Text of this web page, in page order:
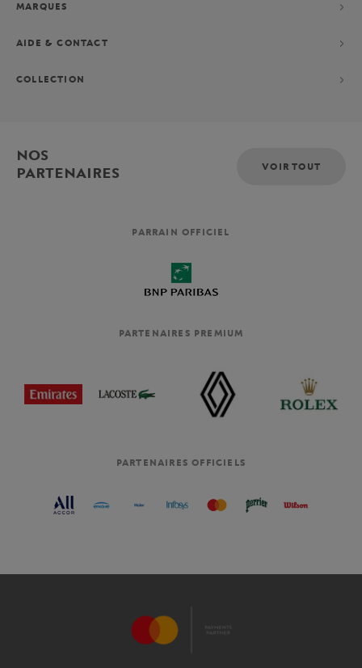
MARQUES
AIDE & CONTACT
COLLECTION
NOS
PARTENAIRES
VOIR TOUT
PARRAIN OFFICIEL
PARTENAIRES PREMIUM
PARTENAIRES OFFICIELS